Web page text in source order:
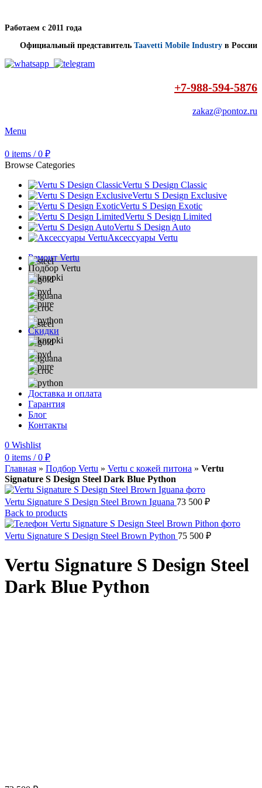
Работаем с 2011 года
Официальный представитель Taavetti Mobile Industry в России
+7-988-594-5876
zakaz@pontoz.ru
Menu
0 items / 0 ₽
Browse Categories
Vertu S Design Classic
Vertu S Design Exclusive
Vertu S Design Exotic
Vertu S Design Limited
Vertu S Design Auto
Аксессуары Vertu
Ремонт Vertu
Подбор Vertu
Скидки
Доставка и оплата
Гарантия
Блог
Контакты
0 Wishlist
0 items / 0 ₽
Главная » Подбор Vertu » Vertu с кожей питона » Vertu
Signature S Design Steel Dark Blue Python
Vertu Signature S Design Steel Brown Iguana 73 500 ₽
Back to products
Vertu Signature S Design Steel Brown Python 75 500 ₽
Vertu Signature S Design Steel
Dark Blue Python